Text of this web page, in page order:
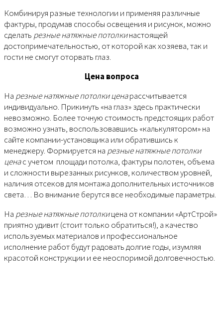
Комбинируя разные технологии и применяя различные
фактуры, продумав способы освещения и рисунок, можно
сделать резные натяжные потолкинастоящей
достопримечательностью, от которой как хозяева, так и
гости не смогут оторвать глаз.
Цена вопроса
На резные натяжные потолки ценарассчитывается
индивидуально. Прикинуть «на глаз» здесь практически
невозможно. Более точную стоимость предстоящих работ
возможно узнать, воспользовавшись «калькулятором» на
сайте компании-установщика или обратившись к
менеджеру. Формируется на резные натяжные потолки
ценас учетом площади потолка, фактуры полотен, объема
и сложности вырезанных рисунков, количеством уровней,
наличия отсеков для монтажа дополнительных источников
света… Во внимание берутся все необходимые параметры.
На резные натяжные потолкицена от компании «АртСтрой»
приятно удивит (стоит только обратиться!), а качество
используемых материалов и профессиональное
исполнение работ будут радовать долгие годы, изумляя
красотой конструкции и ее неоспоримой долговечностью.